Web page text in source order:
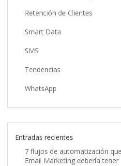
Retención de Clientes
Smart Data
SMS
Tendencias
WhatsApp
Entradas recientes
7 flujos de automatización
Email Marketing debería tener